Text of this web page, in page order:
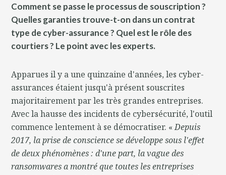
Comment se passe le processus de souscription ?
Quelles garanties trouve-t-on dans un contrat
type de cyber-assurance ? Quel est le rôle des
courtiers ? Le point avec les experts.
Apparues il y a une quinzaine d'années, les cyber-
assurances étaient jusqu'à présent souscrites
majoritairement par les très grandes entreprises.
Avec la hausse des incidents de cybersécurité, l'outil
commence lentement à se démocratiser. «Depuis
2017, la prise de conscience se développe sous l'effet
de deux phénomènes : d'une part, la vague des
ransomwares a montré que toutes les entreprises